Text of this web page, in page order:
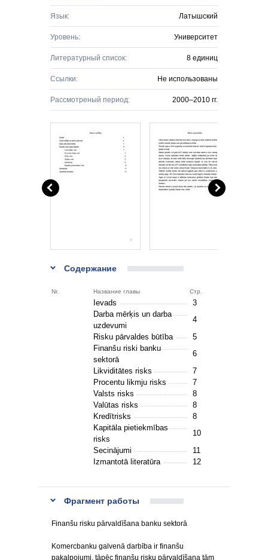
Язык: Латышский
Уровень: Университет
Литературный список: 8 единиц
Ссылки: Не использованы
Рассмотреный период: 2000–2010 гг.
Содержание
Nr. Название главы Стр.
Ievads
3
Darba mērķis un darba
uzdevumi
4
Risku pārvaldes būtība
5
Finanšu riski banku
sektorā
6
Likviditātes risks
7
Procentu likmju risks
7
Valsts risks
8
Valūtas risks
8
Kredītrisks
8
Kapitāla pietiekmības
risks
10
Secinājumi
11
Izmantotā literatūra
12
Фрагмент работы
Finanšu risku pārvaldīšana banku sektorā
Komercbanku galvenā darbība ir finanšu
pakalpojumi, tāpēc finanšu risku pārvaldīšana tām